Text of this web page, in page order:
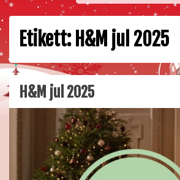
adventskalendrar , julpyssel
Etikett: H&M jul 2025
H&M jul 2025